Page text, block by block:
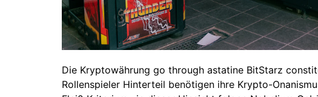
Die Kryptowährung go through astatine BitStarz
Rollenspieler Hinterteil benötigen ihre Krypto-